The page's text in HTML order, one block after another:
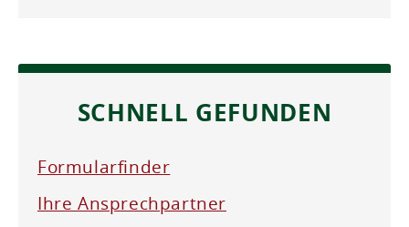
SCHNELL GEFUNDEN
Formularfinder
Ihre Ansprechpartner